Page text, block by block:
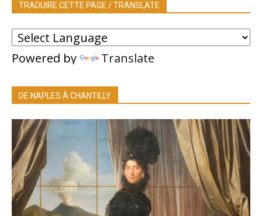
TRADUIRE CETTE PAGE / TRANSLATE
Powered by Translate
DE NAPLES À CHANTILLY